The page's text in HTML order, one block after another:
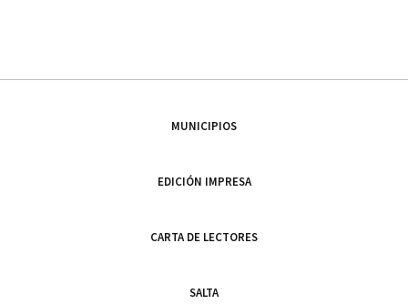
MUNICIPIOS
EDICIÓN IMPRESA
CARTA DE LECTORES
SALTA